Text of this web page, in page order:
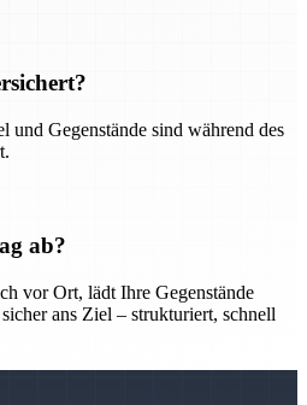
und Gegenstände sind während des
ab?
vor Ort, lädt Ihre Gegenstände
ans Ziel – strukturiert, schnell